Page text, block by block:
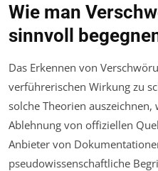
Wie man
sinnvoll
Das Erkennen von
verführerischen Wirkung zu
solche Theorien
Ablehnung von offiziellen
Anbieter von
pseudowissenschaftliche